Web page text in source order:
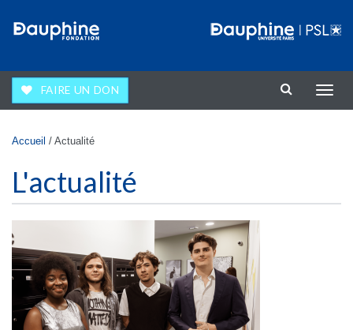
FAIRE UN DON
la
Vous êtes ici
Accueil / Actualité
L'actualité